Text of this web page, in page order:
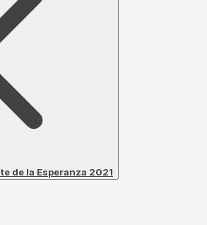
de la Esperanza 2021